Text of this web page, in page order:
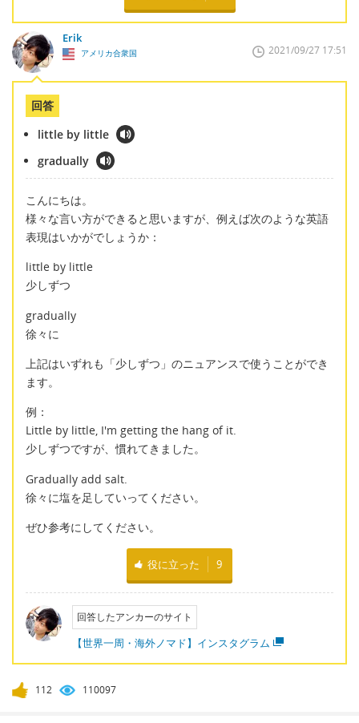
Erik
アメリカ合衆国 2021/09/27 17:51
回答
little by little
gradually
こんにちは。
様々な言い方ができると思いますが、例えば次のような英語
表現はいかがでしょうか：
little by little
少しずつ
gradually
徐々に
上記はいずれも「少しずつ」のニュアンスで使うことができ
ます。
例：
Little by little, I'm getting the hang of it.
少しずつですが、慣れてきました。
Gradually add salt.
徐々に塩を足していってください。
ぜひ参考にしてください。
役に立った 9
回答したアンカーのサイト
【世界一周・海外ノマド】インスタグラム
112 110097